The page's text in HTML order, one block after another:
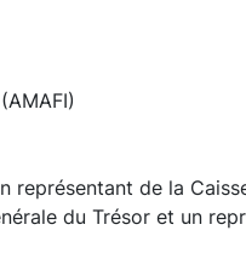
représentant de la
du Trésor et un